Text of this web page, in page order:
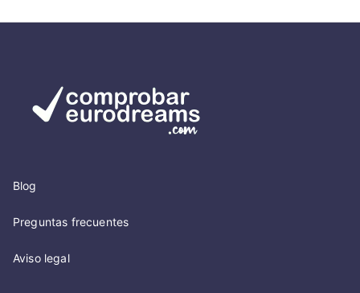
Blog
Preguntas frecuentes
Aviso legal